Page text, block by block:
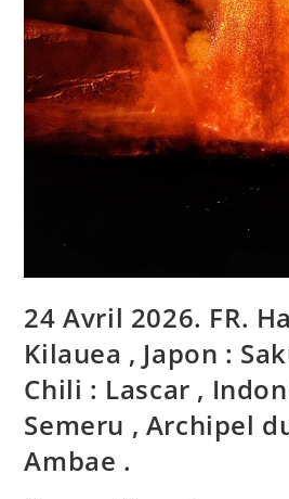
24 Avril 2026. FR.
Kilauea , Japon :
Chili : Lascar ,
Semeru , Archipel
Ambae .